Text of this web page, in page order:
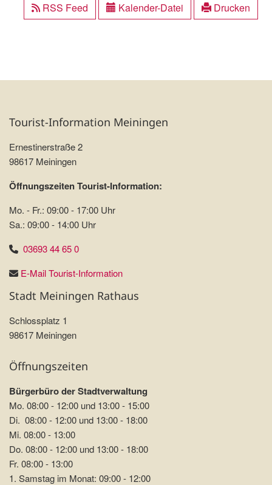
RSS Feed Kalender-Datei Drucken
Tourist-Information Meiningen
Ernestinerstraße 2
98617 Meiningen
Öffnungszeiten Tourist-Information:
Mo. - Fr.: 09:00 - 17:00 Uhr
Sa.: 09:00 - 14:00 Uhr
03693 44 65 0
E-Mail Tourist-Information
Stadt Meiningen Rathaus
Schlossplatz 1
98617 Meiningen
Öffnungszeiten
Bürgerbüro der Stadtverwaltung
Mo. 08:00 - 12:00 und 13:00 - 15:00
Di. 08:00 - 12:00 und 13:00 - 18:00
Mi. 08:00 - 13:00
Do. 08:00 - 12:00 und 13:00 - 18:00
Fr. 08:00 - 13:00
1. Samstag im Monat: 09:00 - 12:00